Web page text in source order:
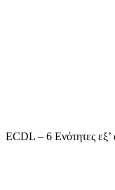
ECDL – 6 Ενότητες